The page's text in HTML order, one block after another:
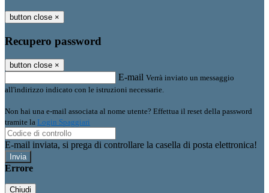
button close ×
Recupero password
button close ×
E-mail Verrà inviato un messaggio
all'indirizzo indicato con le istruzioni necessarie.
Non hai una e-mail associata al nome utente? Effettua il reset della password
tramite la Login Spaggiari
E-mail inviata, si prega di controllare la casella di posta elettronica!
Errore
Chiudi